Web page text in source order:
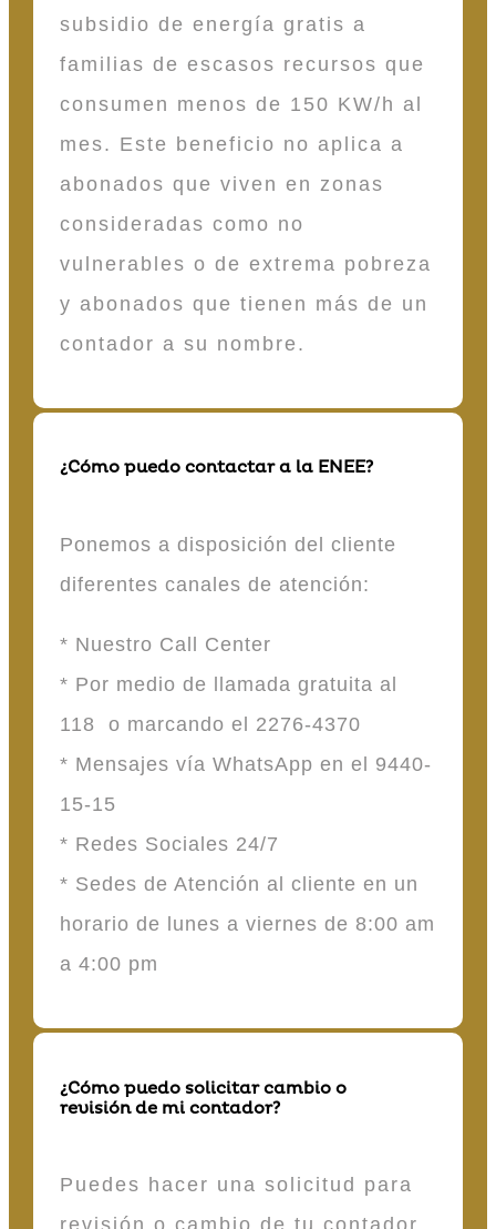
subsidio de energía gratis a
familias de escasos recursos que
consumen menos de 150 KW/h al
mes. Este beneficio no aplica a
abonados que viven en zonas
consideradas como no
vulnerables o de extrema pobreza
y abonados que tienen más de un
contador a su nombre.
¿Cómo puedo contactar a la ENEE?
Ponemos a disposición del cliente
diferentes canales de atención:
* Nuestro Call Center
* Por medio de llamada gratuita al
118 o marcando el 2276-4370
* Mensajes vía WhatsApp en el 9440-
15-15
* Redes Sociales 24/7
* Sedes de Atención al cliente en un
horario de lunes a viernes de 8:00 am
a 4:00 pm
¿Cómo puedo solicitar cambio o
revisión de mi contador?
Puedes hacer una solicitud para